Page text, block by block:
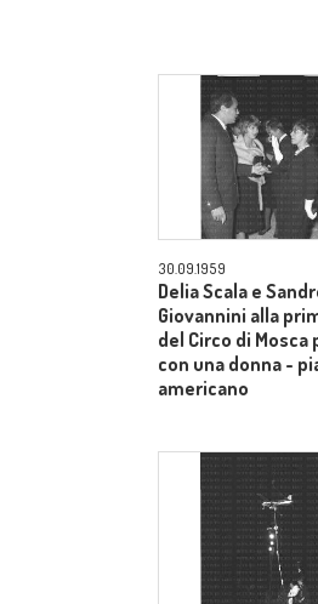
30.09.1959
Delia Scala e
Giovannini alla
del Circo di Mosca
con una donna -
americano